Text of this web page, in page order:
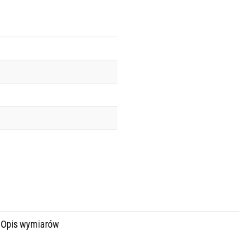
Opis wymiarów